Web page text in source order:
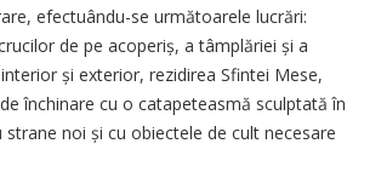
efectuându-se următoarele lucrări:
de pe acoperiș, a tâmplăriei și a
și exterior, rezidirea Sfintei Mese,
închinare cu o catapeteasmă sculptată în
noi și cu obiectele de cult necesare